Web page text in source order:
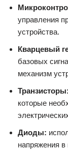
управления
устройства.
Кварцевый
базовых
механизм
Транзисторы:
которые
Диоды:
напряжения